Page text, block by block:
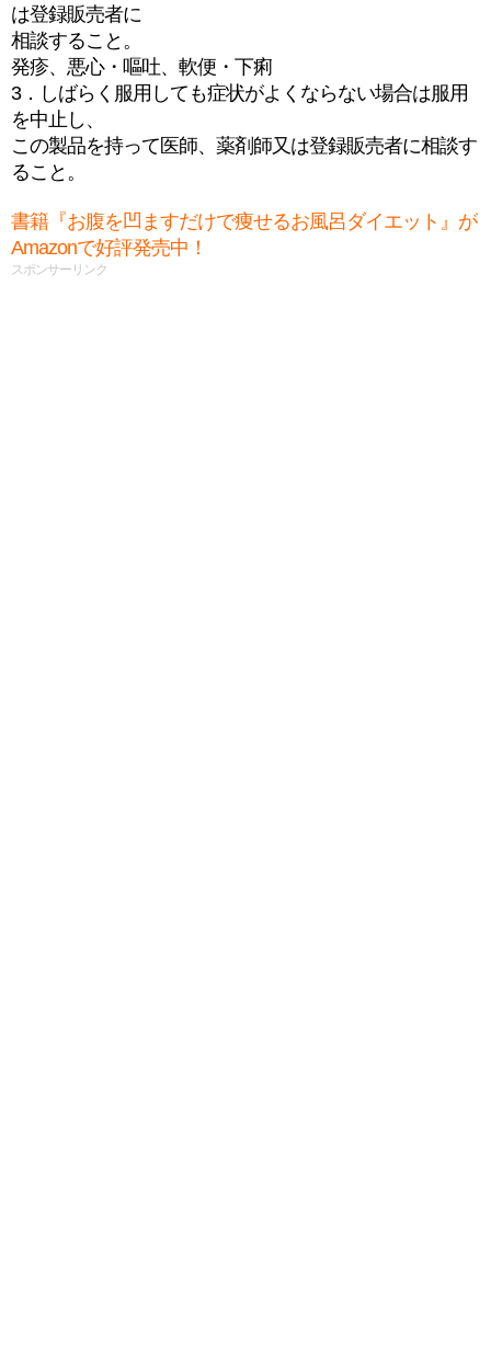
は登録販売者に
相談すること。
発疹、悪心・嘔吐、軟便・下痢
3．しばらく服用しても症状がよくならない場合は服用
を中止し、
この製品を持って医師、薬剤師又は登録販売者に相談す
ること。
書籍『お腹を凹ますだけで痩せるお風呂ダイエット』が
Amazonで好評発売中！
スポンサーリンク